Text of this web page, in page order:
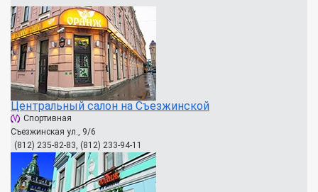
Центральный салон на Съезжинской
Спортивная
Съезжинская ул., 9/6
(812) 235-82-83, (812) 233-94-11